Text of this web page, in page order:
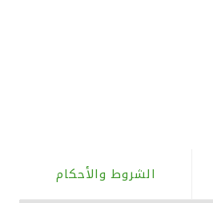
الشروط والأحكام